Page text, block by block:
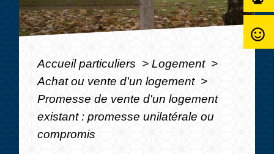
Accueil particuliers > Logement >
Achat ou vente d'un logement >
Promesse de vente d'un logement
existant : promesse unilatérale ou
compromis
sentiment_satisfied_alt